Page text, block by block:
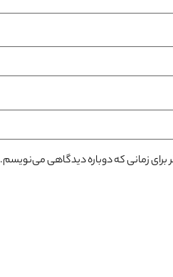
برای زمانی که دوباره دیدگاهی می‌نویسم.